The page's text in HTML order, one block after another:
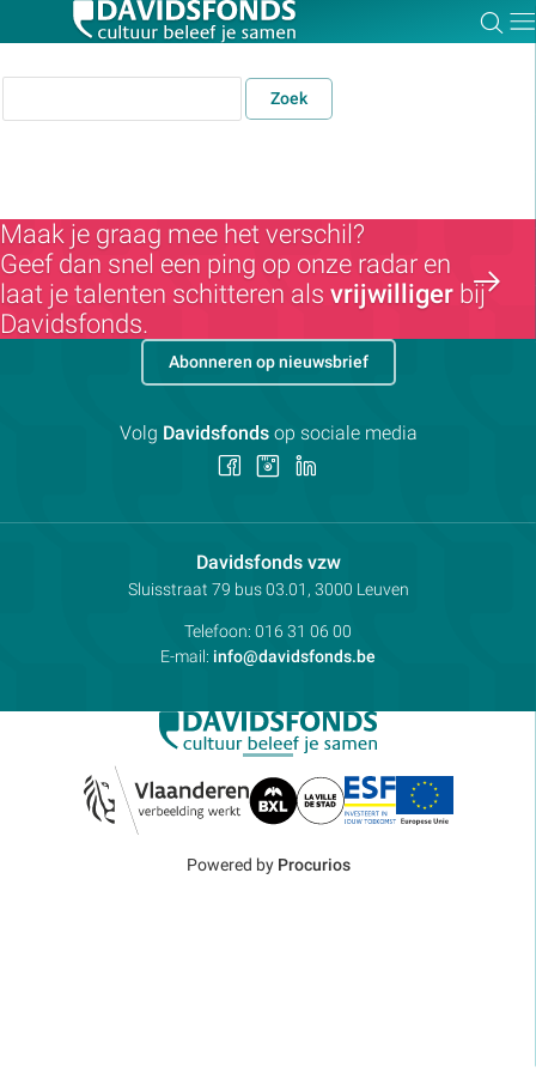
Zoek
Maak je graag mee het verschil?
Geef dan snel een ping op onze radar en
laat je talenten schitteren als vrijwilliger bij
Davidsfonds.
Davidsfonds vzwContactpersoon:
Adres:
Sluisstraat 79 bus 03.01, 3000 Leuven
Telefoon: 016 31 06 00
E-mail: info@davidsfonds.be
Abonneren op nieuwsbrief
Volg Davidsfondsop sociale media
Volg
ons
Facebook
Volg
Instagram
LinkedIn
Zoeken
Powered by Procurios